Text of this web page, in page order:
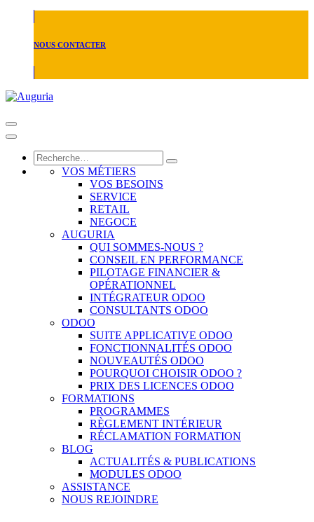
NOUS CONTACTER
VOS MÉTIERS
VOS BESOINS
SERVICE
RETAIL
NEGOCE
AUGURIA
QUI SOMMES-NOUS ?
CONSEIL EN PERFORMANCE
PILOTAGE FINANCIER &
OPÉRATIONNEL
INTÉGRATEUR ODOO
CONSULTANTS ODOO
ODOO
SUITE APPLICATIVE ODOO
FONCTIONNALITÉS ODOO
NOUVEAUTÉS ODOO
POURQUOI CHOISIR ODOO ?
PRIX DES LICENCES ODOO
FORMATIONS
PROGRAMMES
RÈGLEMENT INTÉRIEUR
RÉCLAMATION FORMATION
BLOG
ACTUALITÉS & PUBLICATIONS
MODULES ODOO
ASSISTANCE
NOUS REJOINDRE